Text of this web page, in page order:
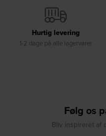
Hurtig levering
1-2 dage på alle lagervarer
Følg os
Bliv inspireret af